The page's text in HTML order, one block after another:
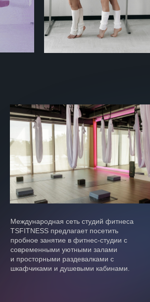
Международная сеть студий фитнеса
TSFITNESS предлагает посетить
пробное занятие в фитнеc-студии c
современными уютными залами
и просторными раздевалками с
шкафчиками и душевыми кабинами.